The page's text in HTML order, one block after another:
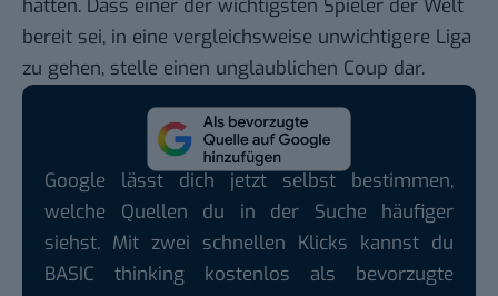
hätten. Dass einer der wichtigsten Spieler der Welt
bereit sei, in eine vergleichsweise unwichtigere Liga
zu gehen, stelle einen unglaublichen Coup dar.
Google lässt dich jetzt selbst bestimmen,
welche Quellen du in der Suche häufiger
siehst. Mit zwei schnellen Klicks kannst du
BASIC thinking kostenlos als bevorzugte